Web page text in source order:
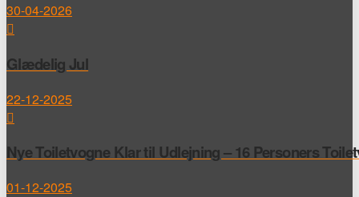
30-04-2026
Glædelig Jul
22-12-2025
Nye Toiletvogne Klar til Udlejning – 16 Personers
01-12-2025